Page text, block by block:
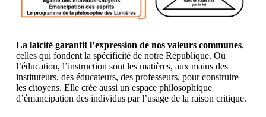
La laïcité garantit l’expression de nos valeurs communes,
celles qui fondent la spécificité de notre République. Où
l’éducation, l’instruction sont les matières, aux mains des
instituteurs, des éducateurs, des professeurs, pour construire
les citoyens. Elle crée aussi un espace philosophique
d’émancipation des individus par l’usage de la raison critique.